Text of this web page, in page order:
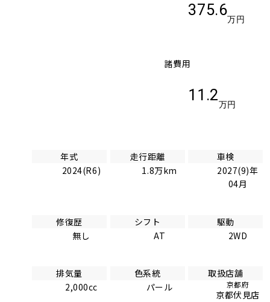
375.6
万円
諸費用
11.2
万円
年式
2024(R6)
走行距離
1.8万km
車検
2027(9)年
04月
修復歴
無し
シフト
AT
駆動
2WD
排気量
2,000cc
色系統
パール
取扱店舗
京都府
京都伏見店